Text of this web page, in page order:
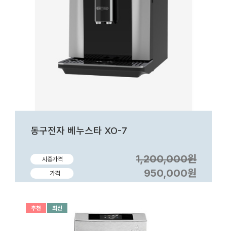
동구전자 베누스타 XO-7
시중가격 1,200,000원
가격 950,000원
추천 최신